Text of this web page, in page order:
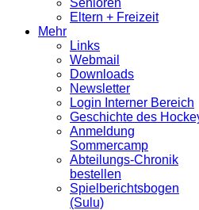
Eltern + Freizeit
Mehr
Links
Webmail
Downloads
Newsletter
Login Interner Bereich
Geschichte des
Anmeldung
Sommercamp
Abteilungs-Chronik
bestellen
Spielberichtsbogen
(Sulu)